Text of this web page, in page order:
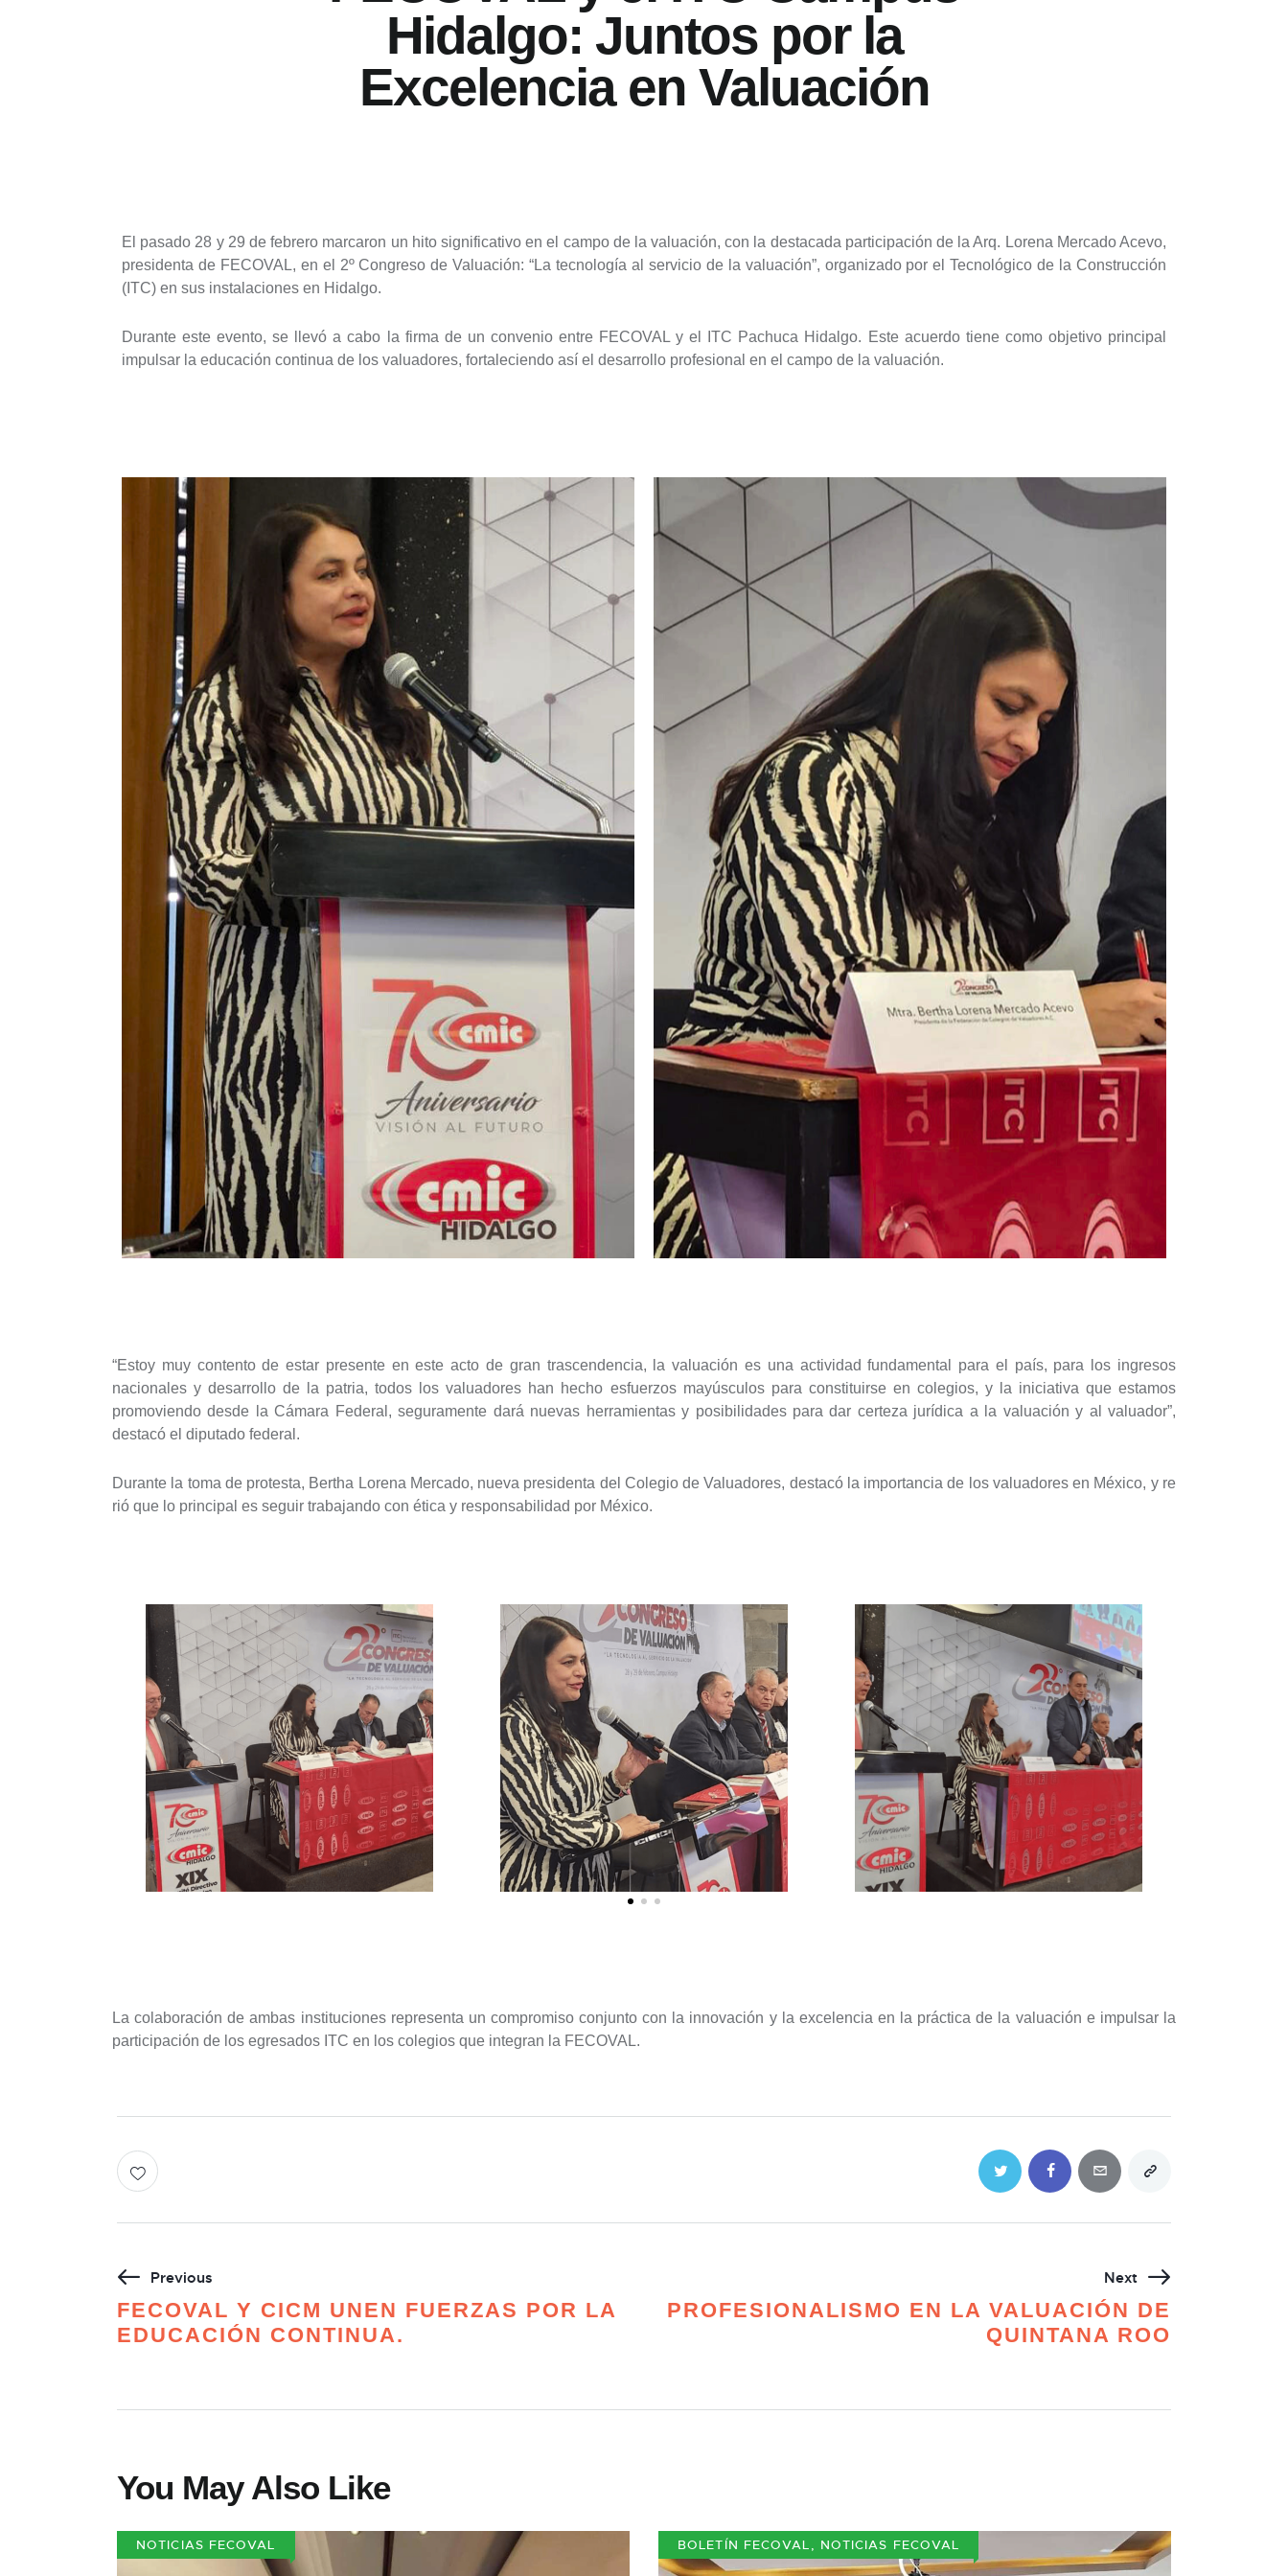
Hidalgo: Juntos por la
Excelencia en Valuación
El pasado 28 y 29 de febrero marcaron un hito significativo en el campo de la valuación, con la destacada participación de la Arq. Lorena Mercado Acevo,
presidenta de FECOVAL, en el 2º Congreso de Valuación: “La tecnología al servicio de la valuación”, organizado por el Tecnológico de la Construcción
(ITC) en sus instalaciones en Hidalgo.
Durante este evento, se llevó a cabo la firma de un convenio entre FECOVAL y el ITC Pachuca Hidalgo. Este acuerdo tiene como objetivo principal
impulsar la educación continua de los valuadores, fortaleciendo así el desarrollo profesional en el campo de la valuación.
“Estoy muy contento de estar presente en este acto de gran trascendencia, la valuación es una actividad fundamental para el país, para los ingresos
nacionales y desarrollo de la patria, todos los valuadores han hecho esfuerzos mayúsculos para constituirse en colegios, y la iniciativa que estamos
promoviendo desde la Cámara Federal, seguramente dará nuevas herramientas y posibilidades para dar certeza jurídica a la valuación y al valuador”,
destacó el diputado federal.
Durante la toma de protesta, Bertha Lorena Mercado, nueva presidenta del Colegio de Valuadores, destacó la importancia de los valuadores en México, y re
rió que lo principal es seguir trabajando con ética y responsabilidad por México.
La colaboración de ambas instituciones representa un compromiso conjunto con la innovación y la excelencia en la práctica de la valuación e impulsar la
participación de los egresados ITC en los colegios que integran la FECOVAL.
Previous
FECOVAL Y CICM UNEN FUERZAS POR LA
EDUCACIÓN CONTINUA.
Next
PROFESIONALISMO EN LA VALUACIÓN DE
QUINTANA ROO
You May Also Like
NOTICIAS FECOVAL BOLETÍN FECOVAL, NOTICIAS FECOVAL